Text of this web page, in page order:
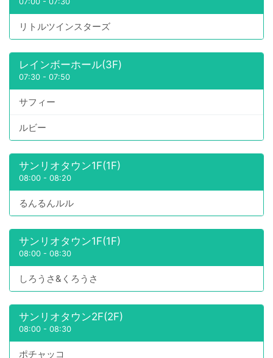
リトルツインスターズ
レインボーホール(3F)
07:30 - 07:50
サフィー
ルビー
サンリオタウン1F(1F)
08:00 - 08:20
るんるんルル
サンリオタウン1F(1F)
08:00 - 08:30
しろうさ&くろうさ
サンリオタウン2F(2F)
08:00 - 08:30
ポチャッコ